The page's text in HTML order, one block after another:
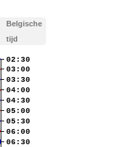
Belgische
tijd
02:30
03:00
03:30
04:00
04:30
05:00
05:30
06:00
06:30